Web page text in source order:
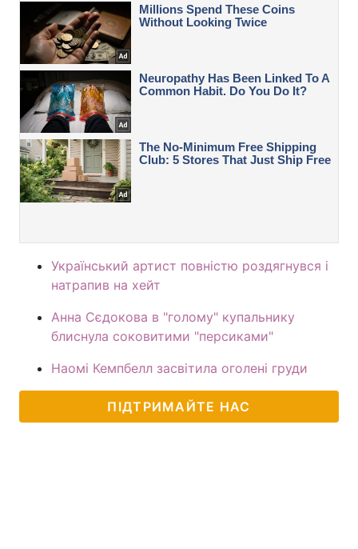
Український артист повністю роздягнувся і
натрапив на хейт
Анна Сєдокова в "голому" купальнику
блиснула соковитими "персиками"
Наомі Кемпбелл засвітила оголені груди
ПІДТРИМАЙТЕ НАС